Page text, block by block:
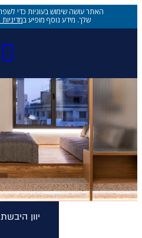
האתר עושה שימוש בעוגיות כדי
שלך. מידע נוסף מופיע ב
יעדים
יעדים
יעדים
אתונה
יוון